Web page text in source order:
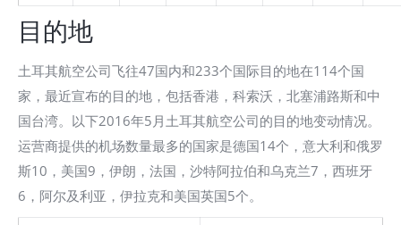
目的地
土耳其航空公司飞往47国内和233个国际目的地在114个国
家，最近宣布的目的地，包括香港，科索沃，北塞浦路斯和中
国台湾。以下2016年5月土耳其航空公司的目的地变动情况。
运营商提供的机场数量最多的国家是德国14个，意大利和俄罗
斯10，美国9，伊朗，法国，沙特阿拉伯和乌克兰7，西班牙
6，阿尔及利亚，伊拉克和美国英国5个。